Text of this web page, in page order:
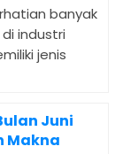
banyak
industri
jenis
Juni
Makna